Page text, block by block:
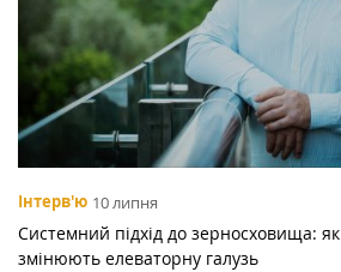
Інтерв'ю 10 липня
Системний підхід до зерносховища: як
змінюють елеваторну галузь